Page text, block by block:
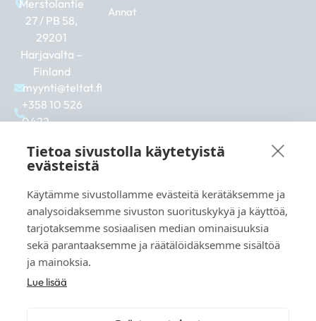
Merstolantie
27 / PB 58,
29201
Harjavalta –
Finland
myynti@teltat.fi
+358 10 526
0422
a
c
b
o
o
k
n
s
a
g
r
a
m
i
n
e
d
i
n
Annat
Se även:
markkina.net
grillikeskus.fi
vaunukeskus.fi
Tietoa sivustolla käytetyistä
evästeistä
Käytämme sivustollamme evästeitä kerätäksemme ja
analysoidaksemme sivuston suorituskykyä ja käyttöä,
tarjotaksemme sosiaalisen median ominaisuuksia
sekä parantaaksemme ja räätälöidäksemme sisältöä
ja mainoksia.
Lue lisää